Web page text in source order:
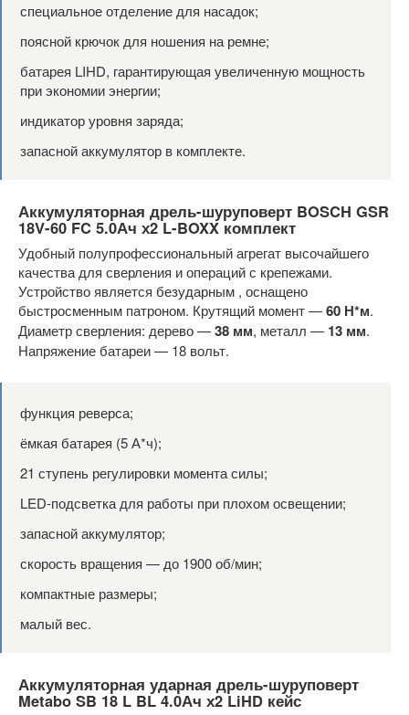
специальное отделение для насадок;
поясной крючок для ношения на ремне;
батарея LIHD, гарантирующая увеличенную мощность
при экономии энергии;
индикатор уровня заряда;
запасной аккумулятор в комплекте.
Аккумуляторная дрель-шуруповерт BOSCH GSR
18V-60 FC 5.0Ач х2 L-BOXX комплект
Удобный полупрофессиональный агрегат высочайшего
качества для сверления и операций с крепежами.
Устройство является безударным , оснащено
быстросменным патроном. Крутящий момент —60 Н*м.
Диаметр сверления: дерево —38 мм, металл — 13 мм.
Напряжение батареи — 18 вольт.
функция реверса;
ёмкая батарея (5 А*ч);
21 ступень регулировки момента силы;
LED-подсветка для работы при плохом освещении;
запасной аккумулятор;
скорость вращения — до 1900 об/мин;
компактные размеры;
малый вес.
Аккумуляторная ударная дрель-шуруповерт
Metabo SB 18 L BL 4.0Ач х2 LiHD кейс